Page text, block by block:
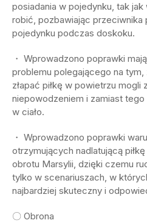
posiadania w pojedynku, tak
robić, pozbawiając przeciwnika
pojedynku podczas doskoku.
・ Wprowadzono poprawki
problemu polegającego na
złapać piłkę w powietrzu mogli
niepowodzeniem i zamiast tego
w ciało.
・ Wprowadzono poprawki
otrzymujących nadlatującą
obrotu Marsylii, dzięki czemu
tylko w scenariuszach, w
najbardziej skuteczny i
〇 Obrona